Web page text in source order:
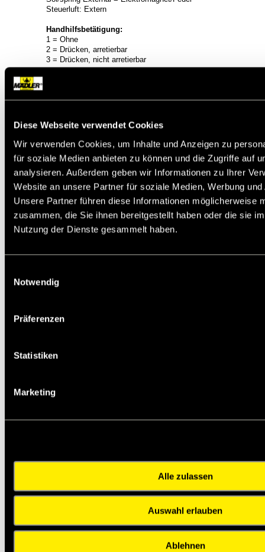
Diese Webseite verwendet Cookies
Wir verwenden Cookies, um Inhalte und Anzeigen zu
für soziale Medien anbieten zu können und die Zugriffe auf
analysieren. Außerdem geben wir Informationen zu Ihrer
Website an unsere Partner für soziale Medien, Werbung
Unsere Partner führen diese Informationen möglicherweise
zusammen, die Sie ihnen bereitgestellt haben oder die sie
Nutzung der Dienste gesammelt haben.
Notwendig
Präferenzen
Statistiken
Marketing
Alle zulassen
Auswahl erlauben
Ablehnen
Steuerluft: Extern
Handhilfsbetätigung:
1 = Ohne
2 = Drücken, arretierbar
3 = Drücken, nicht arretierbar
L=22mm, DIN EN 175301-803 (DIN43650), Form
Spannungskennziffern:
12 V d.c. 2W -> Spannung 12 V DC
Anzugs-/Halteleistung 2W
24 V d.c. 2W-> Spannung 24 V DC
Anzugs-/Halteleistung 2W
24 V a.c. (50/60 Hz) 4/2,5 VA -> Spannung 24 V
50/60Hz Anzugs-/Halteleistung 4/2,5 VA
110/120 V a.c. (50/60 Hz) 4/2,5 VA -> Spannung
110/120 V 50/60Hz Anzugs-/Halteleistung 4/2,5
VA
220/240 V a.c. (50/60 Hz) 6/5 VA -> Spannung
CAD Modelle erhalten Sie über diesen Link auf
Die angebotenen CAD-Daten, Abbildungen und
Fehlerfreiheit und Genauigkeit dieser Daten
1
5
10
Hersteller-Nummer
V61B711A-A319J